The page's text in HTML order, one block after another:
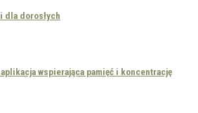
dla dorosłych
wspierająca pamięć i koncentrację